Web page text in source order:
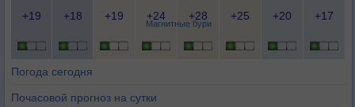
Магнитные бури
+19 +18 +19 +24 +28 +25 +20 +17
Погода сегодня
Почасовой прогноз на сутки